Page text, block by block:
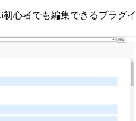
心者でも編集できるプラグイ